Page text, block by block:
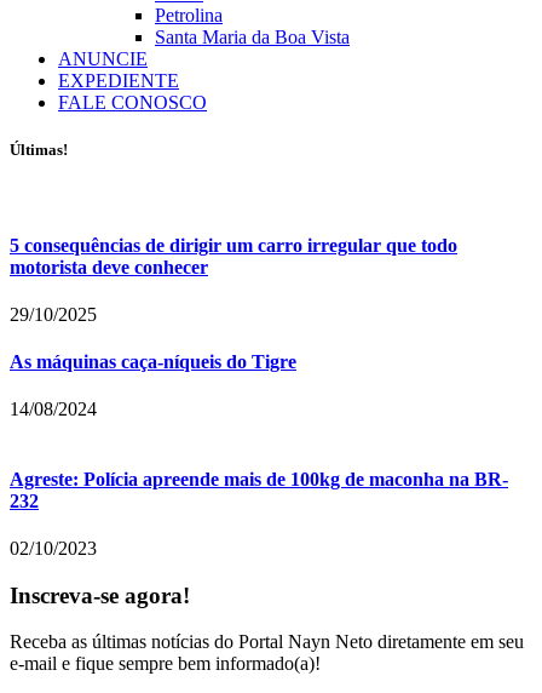
Petrolina
Santa Maria da Boa Vista
ANUNCIE
EXPEDIENTE
FALE CONOSCO
Últimas!
5 consequências de dirigir um carro irregular que todo
motorista deve conhecer
29/10/2025
As máquinas caça-níqueis do Tigre
14/08/2024
Agreste: Polícia apreende mais de 100kg de maconha na BR-
232
02/10/2023
Inscreva-se agora!
Receba as últimas notícias do Portal Nayn Neto diretamente em seu
e-mail e fique sempre bem informado(a)!